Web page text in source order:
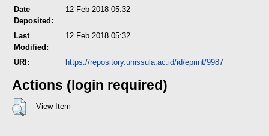
Date
Deposited:
12 Feb 2018 05:32
Last
Modified:
12 Feb 2018 05:32
URI: https://repository.unissula.ac.id/id/eprint/9987
Actions (login required)
View Item